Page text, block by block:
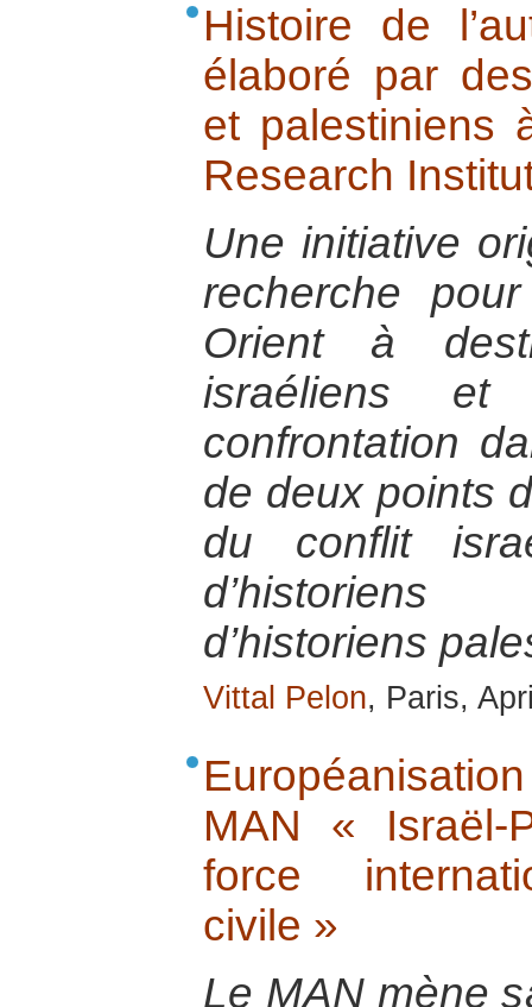
Histoire de
élaboré par
et palestiniens
Research
Une initiative
recherche
Orient à
israéliens
confrontation
de deux points
du conflit
d’historiens
Vittal Pelon, Paris,
MAN « Israël-
force
civile »
Le MAN mène